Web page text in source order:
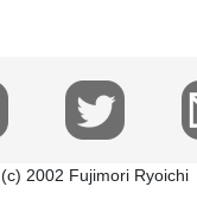
(c) 2002 Fujimori Ryoichi